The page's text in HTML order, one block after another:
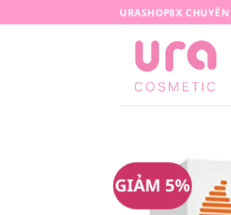
qua
URASHOP8X
GIẢM 5%